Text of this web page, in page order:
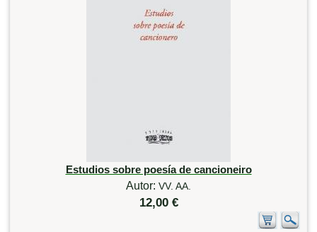
Estudios sobre poesía de cancioneiro
Autor: VV. AA.
12,00 €